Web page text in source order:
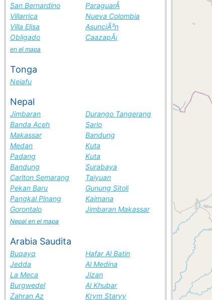
San Bernardino
ParaguarÃ­
Villarrica
Nueva Colombia
Villa Elisa
AsunciÃ³n
Obligado
CaazapÃ¡
en el mapa
Tonga
Neiafu
Nepal
Jimbaran
Durango Tangerang
Banda Aceh
Sario
Makassar
Bandung
Medan
Kuta
Padang
Kuta
Bandung
Surabaya
Carlton Semarang
Taiyuan
Pekan Baru
Gunung Sitoli
Pangkal Pinang
Kaimana
Gorontalo
Jimbaran Makassar
Nepal en el mapa
Arabia Saudita
Buqayq
Hafar Al Batin
Jedda
Al Medina
La Meca
Jizan
Burgwedel
Al Khubar
Zahran Az
Krym Staryy